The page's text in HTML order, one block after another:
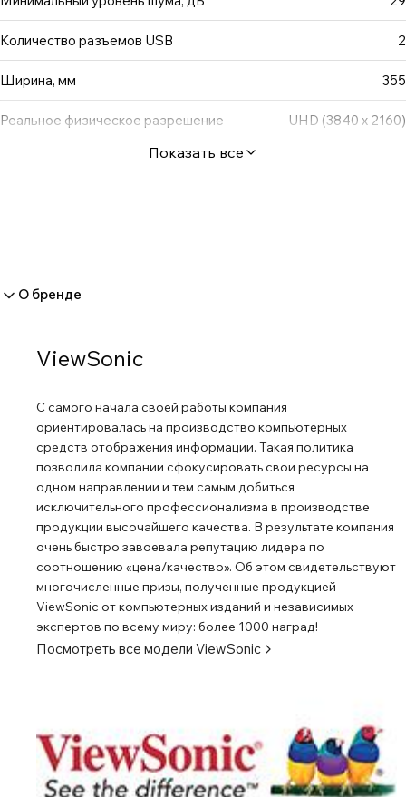
Количество разъемов USB 2
Ширина, мм 355
Реальное физическое разрешение UHD (3840 x 2160)
Показать все
О бренде
ViewSonic
С самого начала своей работы компания
ориентировалась на производство компьютерных
средств отображения информации. Такая политика
позволила компании сфокусировать свои ресурсы на
одном направлении и тем самым добиться
исключительного профессионализма в производстве
продукции высочайшего качества. В результате компания
очень быстро завоевала репутацию лидера по
соотношению «цена/качество». Об этом свидетельствуют
многочисленные призы, полученные продукцией
ViewSonic от компьютерных изданий и независимых
экспертов по всему миру: более 1000 наград!
Посмотреть все модели ViewSonic